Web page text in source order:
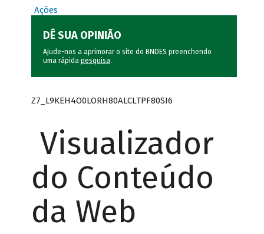
Ações
DÊ SUA OPINIÃO
Ajude-nos a aprimorar o site do BNDES preenchendo
uma rápida pesquisa.
Z7_L9KEH4O0LORH80ALCLTPF80SI6
Visualizador
do Conteúdo
da Web